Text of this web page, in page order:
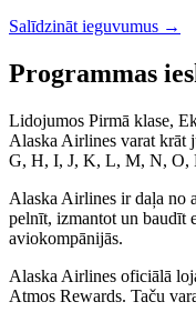
Salīdzināt ieguvumus →
Programmas
Lidojumos Pirmā klase,
Alaska Airlines varat krāt
G, H, I, J, K, L, M, N, O,
Alaska Airlines ir daļa no
pelnīt, izmantot un baudīt
aviokompānijās.
Alaska Airlines oficiālā
Atmos Rewards. Taču